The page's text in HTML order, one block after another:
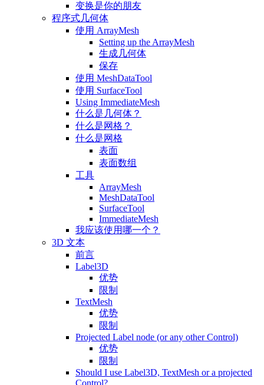
变换是你的朋友
程序式几何体
使用 ArrayMesh
Setting up the ArrayMesh
生成几何体
保存
使用 MeshDataTool
使用 SurfaceTool
Using ImmediateMesh
什么是几何体？
什么是网格？
什么是网格
表面
表面数组
工具
ArrayMesh
MeshDataTool
SurfaceTool
ImmediateMesh
我应该使用哪一个？
3D 文本
前言
Label3D
优势
限制
TextMesh
优势
限制
Projected Label node (or any other Control)
优势
限制
Should I use Label3D, TextMesh or a projected
Control?